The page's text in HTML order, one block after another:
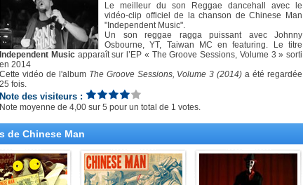
Le meilleur du son Reggae dancehall avec le
vidéo-clip officiel de la chanson de Chinese Man
"Independent Music".
Un son reggae ragga puissant avec Johnny
Osbourne, YT, Taiwan MC en featuring. Le titre
Independent Musicapparaît sur l’EP « The Groove Sessions, Volume 3 » sorti
en 2014
Cette vidéo de l'album The Groove Sessions, Volume 3 (2014) a été regardée
25 fois.
Note des visiteurs :
Note moyenne de 4,00 sur 5 pour un total de 1 votes.
de Chinese Man